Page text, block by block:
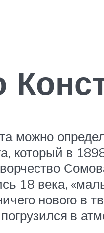
можно
который в
18 века,
нового в
в